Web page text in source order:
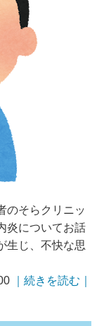
のそらクリニッ
炎についてお話
生じ、不快な思
｜続きを読む｜